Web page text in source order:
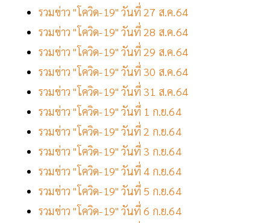
รวมข่าว "โควิด-19" วันที่ 27 ส.ค.64
รวมข่าว "โควิด-19" วันที่ 28 ส.ค.64
รวมข่าว "โควิด-19" วันที่ 29 ส.ค.64
รวมข่าว "โควิด-19" วันที่ 30 ส.ค.64
รวมข่าว "โควิด-19" วันที่ 31 ส.ค.64
รวมข่าว "โควิด-19" วันที่ 1 ก.ย.64
รวมข่าว "โควิด-19" วันที่ 2 ก.ย.64
รวมข่าว "โควิด-19" วันที่ 3 ก.ย.64
รวมข่าว "โควิด-19" วันที่ 4 ก.ย.64
รวมข่าว "โควิด-19" วันที่ 5 ก.ย.64
รวมข่าว "โควิด-19" วันที่ 6 ก.ย.64